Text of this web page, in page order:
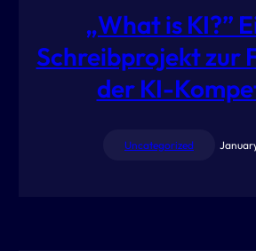
„What is KI?”
Schreibprojekt zur
der KI-
Uncategorized